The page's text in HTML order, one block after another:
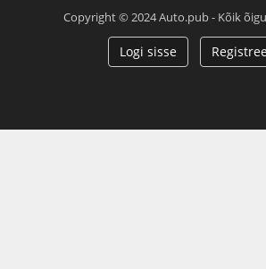
Copyright © 2024 Auto.pub - Kõik
Logi sisse